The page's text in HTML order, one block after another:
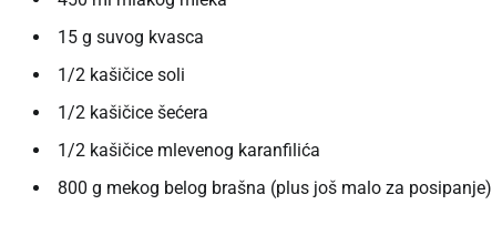
15 g suvog kvasca
1/2 kašičice soli
1/2 kašičice šećera
1/2 kašičice mlevenog karanfilića
800 g mekog belog brašna (plus još malo za posipanje)